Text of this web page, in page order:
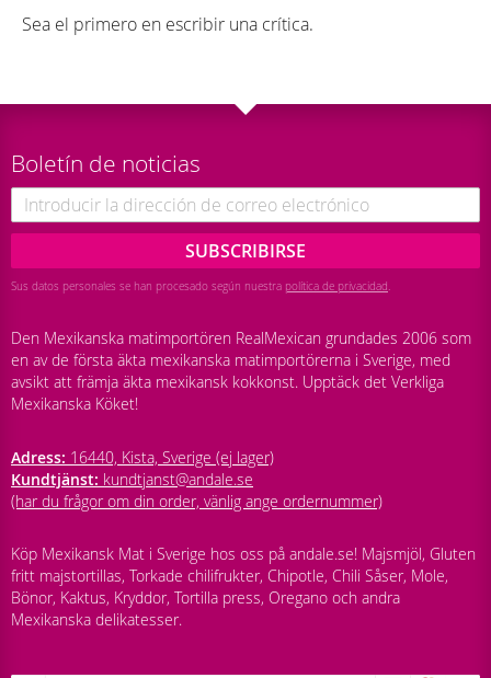
Sea el primero en escribir una crítica.
Boletín de noticias
SUBSCRIBIRSE
Sus datos personales se han procesado según nuestra política de privacidad
Den Mexikanska matimportören RealMexican grundades 2006 som
en av de första äkta mexikanska matimportörerna i Sverige, med
avsikt att främja äkta mexikansk kokkonst. Upptäck det Verkliga
Mexikanska Köket!
Adress: 16440, Kista, Sverige (ej lager)
Kundtjänst: kundtjanst@andale.se
(har du frågor om din order, vänlig ange ordernummer)
Köp Mexikansk Mat i Sverige hos oss på andale.se! Majsmjöl, Gluten
fritt majstortillas, Torkade chilifrukter, Chipotle, Chili Såser, Mole,
Bönor, Kaktus, Kryddor, Tortilla press, Oregano och andra
Mexikanska delikatesser.